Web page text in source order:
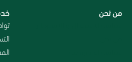
من نحن